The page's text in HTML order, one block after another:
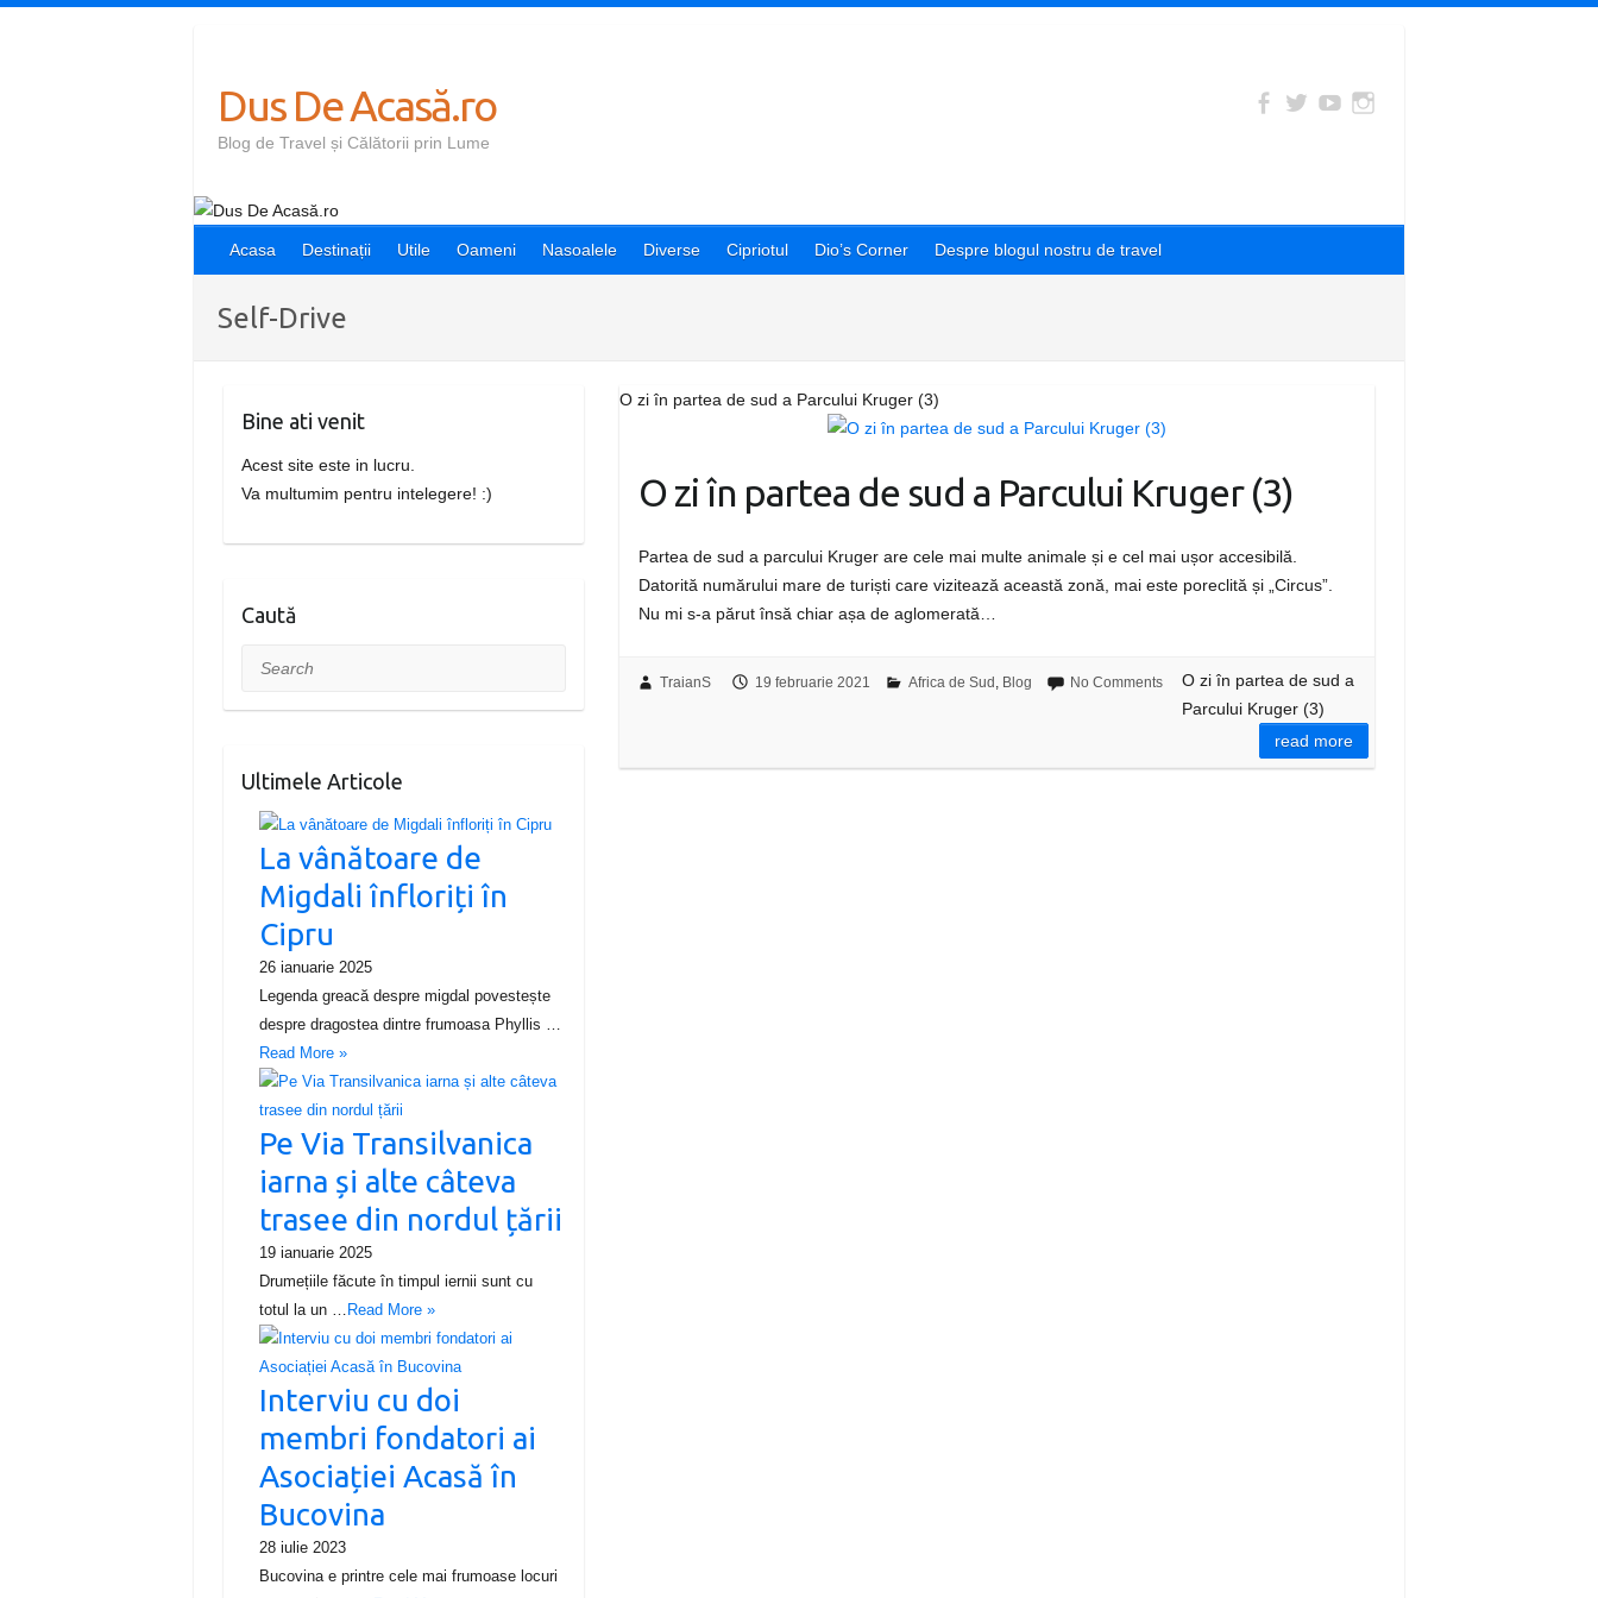
Dus De Acasă.ro
Blog de Travel și Călătorii prin Lume
Acasa Destinații Utile Oameni Nasoalele Diverse Cipriotul Dio’s Corner Despre blogul nostru de travel
Self-Drive
O zi în partea de sud a Parcului Kruger (3)
O zi în partea de sud a Parcului Kruger (3)
Partea de sud a parcului Kruger are cele mai multe animale și e cel mai ușor accesibilă.
Datorită numărului mare de turiști care vizitează această zonă, mai este poreclită și „Circus”.
Nu mi s-a părut însă chiar așa de aglomerată…
TraianS 19 februarie 2021 Africa de Sud , Blog No Comments
O zi în partea de sud a
Parcului Kruger (3)
read more
Bine ati venit
Acest site este in lucru.
Va multumim pentru intelegere! :)
Caută
Search
Ultimele Articole
La vânătoare de
Migdali înfloriți în
Cipru
26 ianuarie 2025
Legenda greacă despre migdal povestește
despre dragostea dintre frumoasa Phyllis …
Read More »
Pe Via Transilvanica
iarna și alte câteva
trasee din nordul țării
19 ianuarie 2025
Drumețiile făcute în timpul iernii sunt cu
totul la un … Read More »
Interviu cu doi
membri fondatori ai
Asociației Acasă în
Bucovina
28 iulie 2023
Bucovina e printre cele mai frumoase locuri